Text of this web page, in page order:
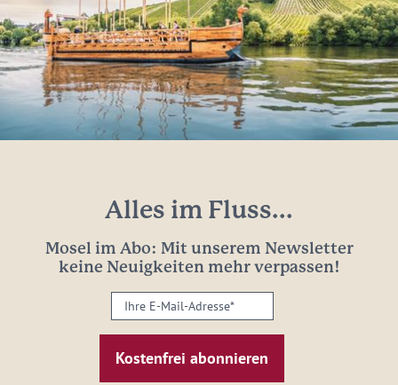
Alles im Fluss...
Mosel im Abo: Mit unserem Newsletter
keine Neuigkeiten mehr verpassen!
Ihre
E-
Mail-
Adresse: